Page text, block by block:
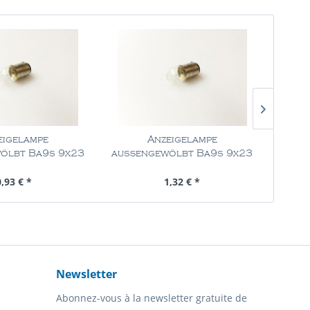
Ba9s 9x23
1 Pièce
€ *
Anzeigelampe
außengewölbt Ba9s 9x23
Contenu 1 Pièce
1,32 € *
Newsletter
Abonnez-vous à la newsletter gratuite de